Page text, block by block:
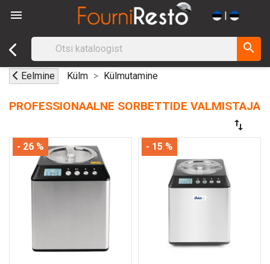
 |
search
Eelmine Külm Külmutamine
PROFESSIONAALNE SORBETTIDE VALMISTAJA
swap_vert
- 26 % - 15 %